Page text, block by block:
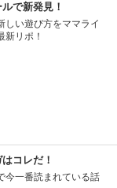
で新発見！
しい遊び方をママライ
新リポ！
コレだ！
今一番読まれている話